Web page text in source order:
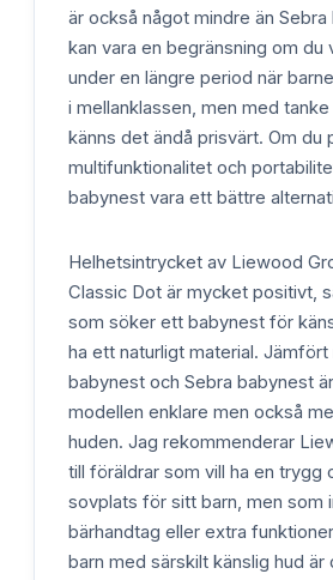
är också något mindre än
kan vara en begränsning om du
under en längre period när
i mellanklassen, men med
känns det ändå prisvärt. Om du
multifunktionalitet och
babynest vara ett bättre
Helhetsintrycket av Liewood
Classic Dot är mycket positivt,
som söker ett babynest för
ha ett naturligt material. Jämfört
babynest och Sebra babynest
modellen enklare men också
huden. Jag rekommenderar
till föräldrar som vill ha en trygg
sovplats för sitt barn, men som
bärhandtag eller extra
barn med särskilt känslig hud